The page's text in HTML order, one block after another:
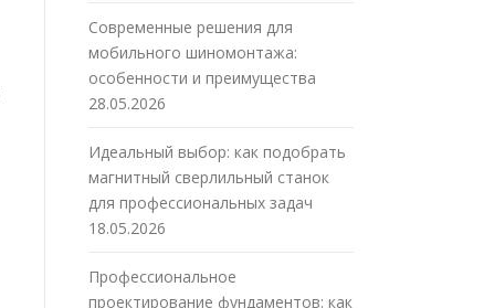
Современные решения для
мобильного шиномонтажа:
особенности и преимущества
28.05.2026
Идеальный выбор: как подобрать
магнитный сверлильный станок
для профессиональных задач
18.05.2026
Профессиональное
проектирование фундаментов: как